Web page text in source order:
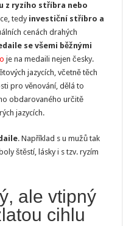
z ryzího stříbra nebo
tedy investiční stříbro a
cenách drahých
se všemi běžnými
je na medaili nejen česky.
jazycích, včetně těch
pro věnování, dělá to
obdarovaného určitě
jazycích.
. Například s u mužů tak
štěstí, lásky i s tzv. ryzím
ale vtipný
cihlu